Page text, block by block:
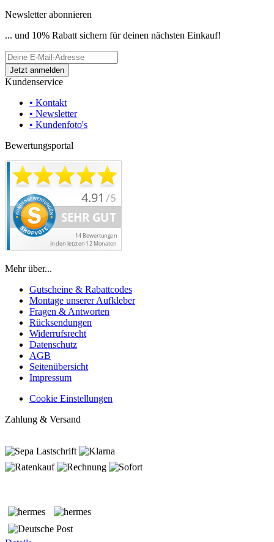
Newsletter abonnieren
... und 10% Rabatt sichern für deinen nächsten Einkauf!
Kundenservice
• Kontakt
• Newsletter
• Kundenfoto's
Bewertungsportal
Mehr über...
Gutscheine & Rabattcodes
Montage unserer Aufkleber
Fragen & Antworten
Rücksendungen
Widerrufsrecht
Datenschutz
AGB
Seitenübersicht
Impressum
Cookie Einstellungen
Zahlung & Versand